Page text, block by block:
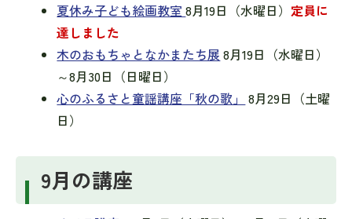
夏休み子ども絵画教室8月19日（水曜日）定員に
達しました
木のおもちゃとなかまたち展 8月19日（水曜日）
～8月30日（日曜日）
心のふるさと童謡講座「秋の歌」 8月29日（土曜
日）
9月の講座